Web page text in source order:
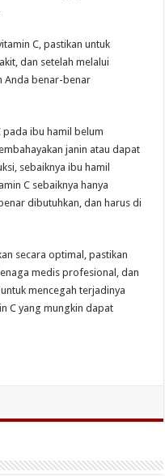
C, pastikan untuk
dan setelah melalui
Anda benar-benar
pada ibu hamil belum
janin atau dapat
sebaiknya ibu hamil
C sebaiknya hanya
dibutuhkan, dan harus di
secara optimal, pastikan
medis profesional, dan
mencegah terjadinya
C yang mungkin dapat